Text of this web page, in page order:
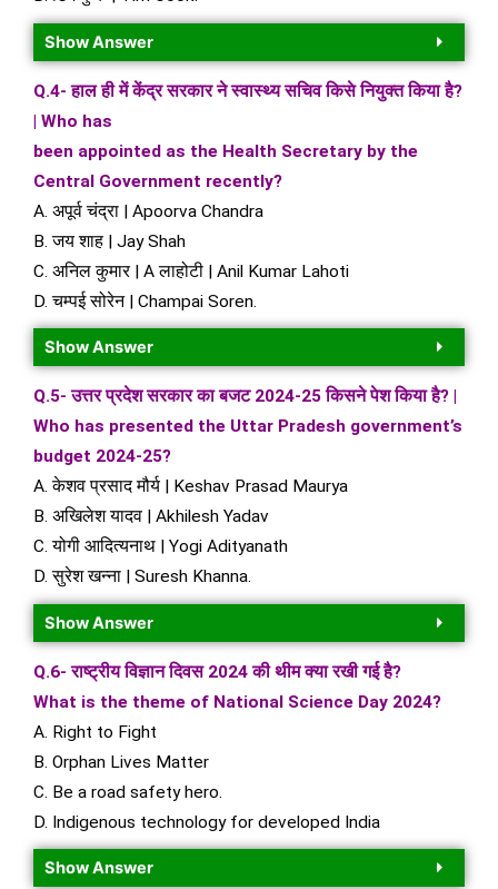
Show Answer
Q.4- हाल ही में केंद्र सरकार ने स्वास्थ्य सचिव किसे नियुक्त किया है?
| Who has
been appointed as the Health Secretary by the
Central Government recently?
A. अपूर्व चंद्रा | Apoorva Chandra
B. जय शाह | Jay Shah
C. अनिल कुमार | A लाहोटी | Anil Kumar Lahoti
D. चम्पई सोरेन | Champai Soren.
Show Answer
Q.5- उत्तर प्रदेश सरकार का बजट 2024-25 किसने पेश किया है? |
Who has presented the Uttar Pradesh government’s
budget 2024-25?
A. केशव प्रसाद मौर्य | Keshav Prasad Maurya
B. अखिलेश यादव | Akhilesh Yadav
C. योगी आदित्यनाथ | Yogi Adityanath
D. सुरेश खन्ना | Suresh Khanna.
Show Answer
Q.6- राष्ट्रीय विज्ञान दिवस 2024 की थीम क्या रखी गई है?
What is the theme of National Science Day 2024?
A. Right to Fight
B. Orphan Lives Matter
C. Be a road safety hero.
D. Indigenous technology for developed India
Show Answer